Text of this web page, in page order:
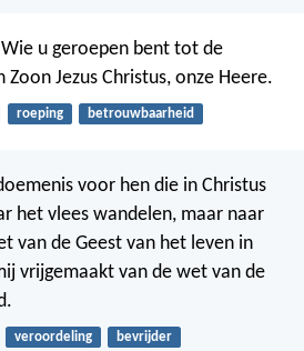
u geroepen bent tot de
Zoon Jezus Christus, onze Heere.
roeping betrouwbaarheid
voor hen die in Christus
het vlees wandelen, maar naar
van de Geest van het leven in
vrijgemaakt van de wet van de
veroordeling bevrijder